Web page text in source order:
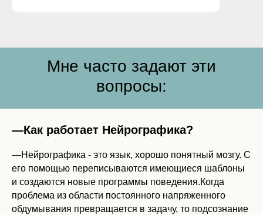
Мне часто задают эти
вопросы:
—Как работает Нейрографика?
—Нейрографика - это язык, хорошо понятный мозгу. С
его помощью переписываются имеющиеся шаблоны
и создаются новые программы поведения.Когда
проблема из области постоянного напряженного
обдумывания превращается в задачу, то подсознание